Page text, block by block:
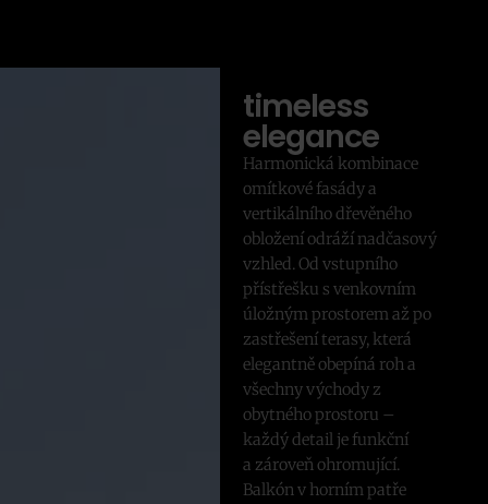
timeless
elegance
Harmonická kombinace
omítkové fasády a
vertikálního dřevěného
obložení odráží nadčasový
vzhled. Od vstupního
přístřešku s venkovním
úložným prostorem až po
zastřešení terasy, která
elegantně obepíná roh a
všechny východy z
obytného prostoru –
každý detail je funkční
a zároveň ohromující.
Balkón v horním patře